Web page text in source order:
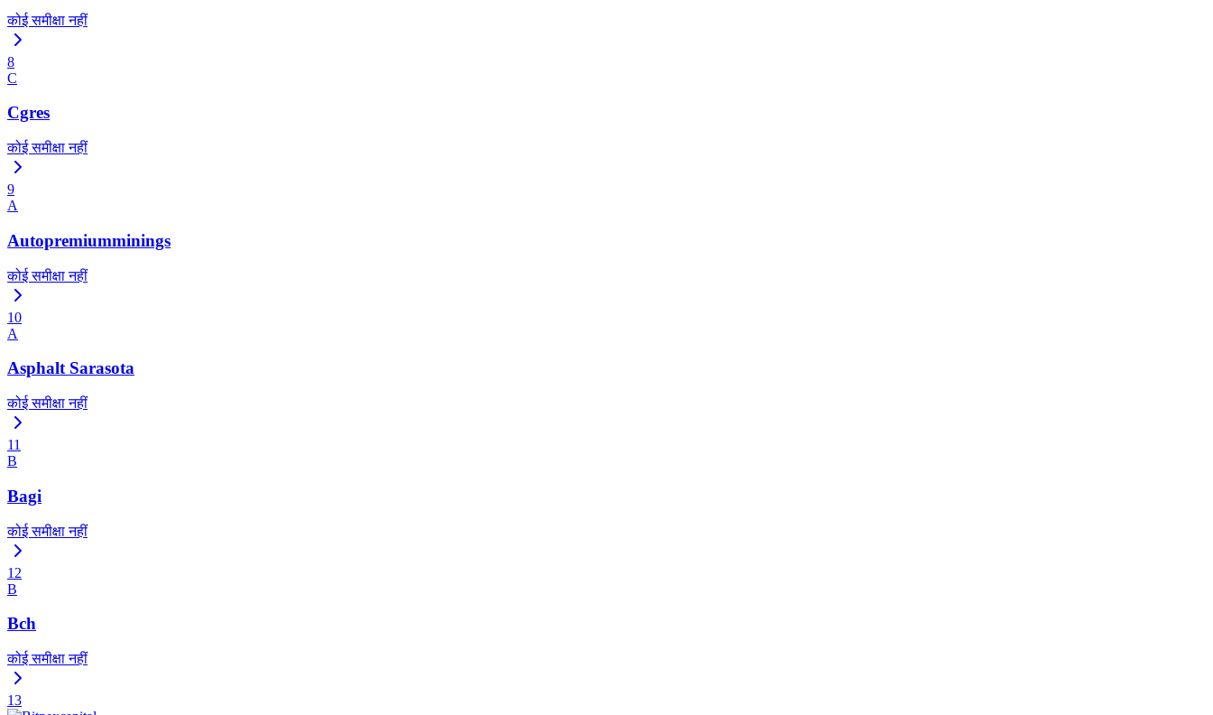
कोई समीक्षा नहीं
8
C
Cgres
कोई समीक्षा नहीं
9
A
Autopremiumminings
कोई समीक्षा नहीं
10
A
Asphalt Sarasota
कोई समीक्षा नहीं
11
B
Bagi
कोई समीक्षा नहीं
12
B
Bch
कोई समीक्षा नहीं
13